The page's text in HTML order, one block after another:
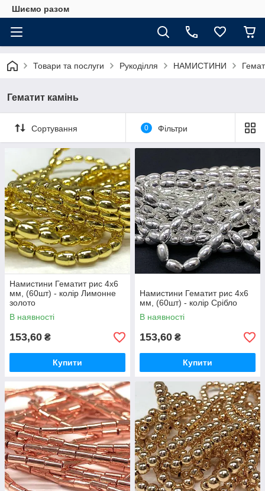
Шиємо разом
Товари та послуги Рукоділля НАМИСТИНИ
Гематит камінь
Сортування 0 Фільтри
Намистини Гематит рис 4х6
мм, (60шт) - колір Лимонне
золото
В наявності
153,60 ₴
Купити
Намистини Гематит рис 4х6
мм, (60шт) - колір Срібло
В наявності
153,60 ₴
Купити